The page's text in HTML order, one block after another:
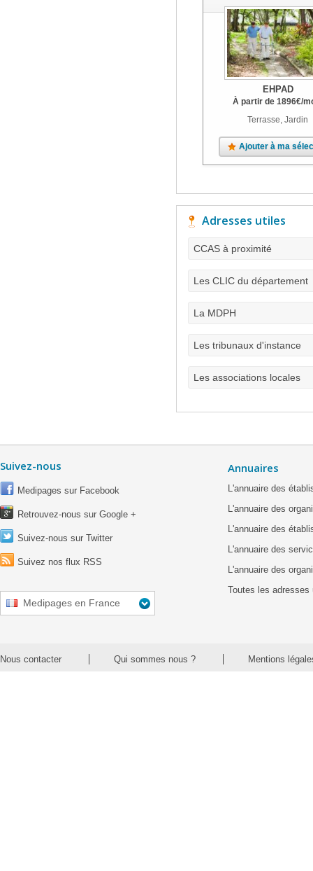
EHPAD
À partir de 1896€/
Terrasse, Jardin
Ajouter à ma
Adresses utiles
CCAS à proximité
Les CLIC du département
La MDPH
Les tribunaux d'instance
Les associations locales
Suivez-nous
Medipages sur Facebook
Retrouvez-nous sur Google +
Suivez-nous sur Twitter
Suivez nos flux RSS
Medipages en France
Annuaires
L'annuaire des
L'annuaire des
L'annuaire des
L'annuaire des
L'annuaire des
Toutes les adresses
Nous contacter Qui sommes nous ? Mentions